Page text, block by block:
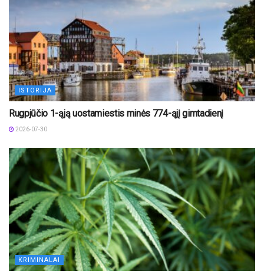
ISTORIJA
Rugpjūčio 1-ąją uostamiestis minės 774-ąjį gimtadienį
2026-07-30
KRIMINALAI